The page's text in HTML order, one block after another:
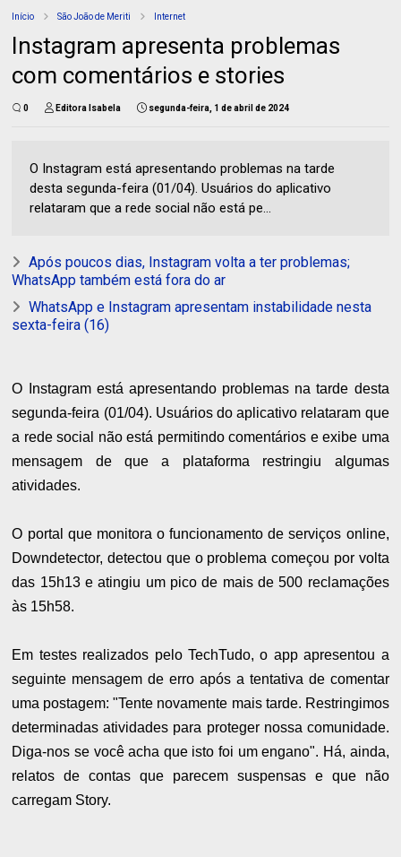
Início São João de Meriti Internet
Instagram apresenta problemas
com comentários e stories
0 Editora Isabela segunda-feira, 1 de abril de 2024
O Instagram está apresentando problemas na tarde
desta segunda-feira (01/04). Usuários do aplicativo
relataram que a rede social não está pe...
Após poucos dias, Instagram volta a ter problemas;
WhatsApp também está fora do ar
WhatsApp e Instagram apresentam instabilidade nesta
sexta-feira (16)
O Instagram está apresentando problemas na tarde desta
segunda-feira (01/04). Usuários do aplicativo relataram que
a rede social não está permitindo comentários e exibe uma
mensagem de que a plataforma restringiu algumas
atividades.
O portal que monitora o funcionamento de serviços online,
Downdetector, detectou que o problema começou por volta
das 15h13 e atingiu um pico de mais de 500 reclamações
às 15h58.
Em testes realizados pelo TechTudo, o app apresentou a
seguinte mensagem de erro após a tentativa de comentar
uma postagem: "Tente novamente mais tarde. Restringimos
determinadas atividades para proteger nossa comunidade.
Diga-nos se você acha que isto foi um engano". Há, ainda,
relatos de contas que parecem suspensas e que não
carregam Story.